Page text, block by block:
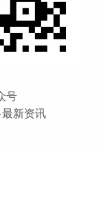
号
新资讯